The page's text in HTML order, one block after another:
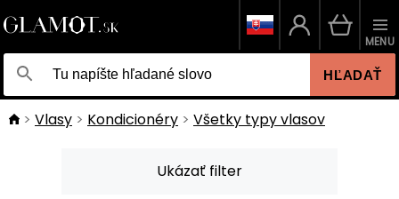
HĽADAŤ
MENU
Vlasy Kondicionéry Všetky typy vlasov
Ukázať filter